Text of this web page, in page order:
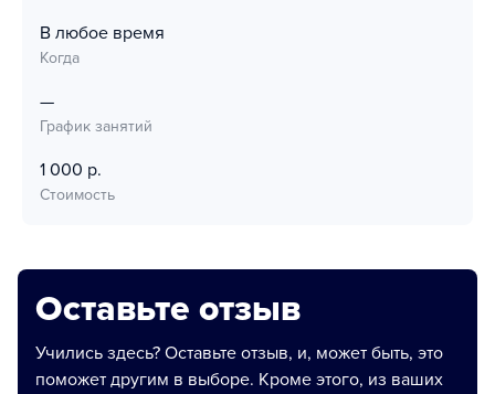
В любое время
Когда
—
График занятий
1 000 р.
Стоимость
Оставьте отзыв
Учились здесь? Оставьте отзыв, и, может быть, это
поможет другим в выборе. Кроме этого, из ваших